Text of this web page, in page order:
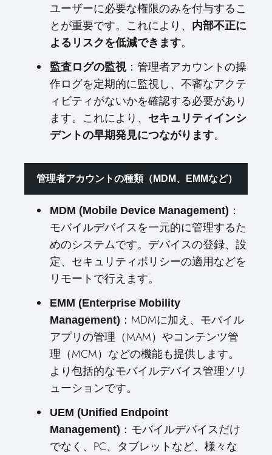
ユーザーに必要な権限のみを付与するこ
とが重要です。これにより、
内部不正に
よるリスクを低減できます。
監査ログの監視：管理者アカウントの操
作ログを定期的に監視し、不審なアクテ
ィビティがないかを確認する必要があり
ます。これにより、
セキュリティインシ
デントの早期発見につながります。
管理者アカウントの種類（MDM、EMMなど）
MDM (Mobile Device Management) ：
モバイルデバイスを一元的に管理するた
めのシステムです。デバイスの登録、設
定、セキュリティポリシーの適用などを
リモートで行えます。
EMM (Enterprise Mobility
Management) ：MDMに加え、モバイル
アプリの管理（MAM）やコンテンツ管
理（MCM）などの機能も提供します。
より包括的なモバイルデバイス管理ソリ
ューションです。
UEM (Unified Endpoint
Management) ：モバイルデバイスだけ
でなく、PC、タブレットなど、様々な